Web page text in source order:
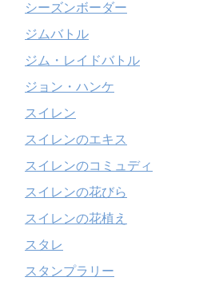
シーズンボーダー
ジムバトル
ジム・レイドバトル
ジョン・ハンケ
スイレン
スイレンのエキス
スイレンのコミュディ
スイレンの花びら
スイレンの花植え
スタレ
スタンプラリー